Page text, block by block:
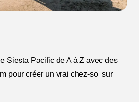
Siesta Pacific de A à Z avec des
pour créer un vrai chez-soi sur